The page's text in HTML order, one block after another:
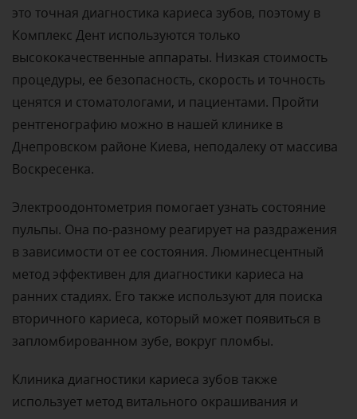
это точная диагностика кариеса зубов, поэтому в
Комплекс Дент используются только
высококачественные аппараты. Низкая стоимость
процедуры, ее безопасность, скорость и точность
ценятся и стоматологами, и пациентами. Пройти
рентгенографию можно в нашей клинике в
Днепровском районе Киева, неподалеку от массива
Воскресенка.
Электроодонтометрия помогает узнать состояние
пульпы. Она по-разному реагирует на раздражения
в зависимости от ее состояния. Люминесцентный
метод эффективен для диагностики кариеса на
ранних стадиях. Его также используют для поиска
вторичного кариеса, который может появиться в
запломбированном зубе, вокруг пломбы.
Клиника диагностики кариеса зубов также
использует метод витального окрашивания и